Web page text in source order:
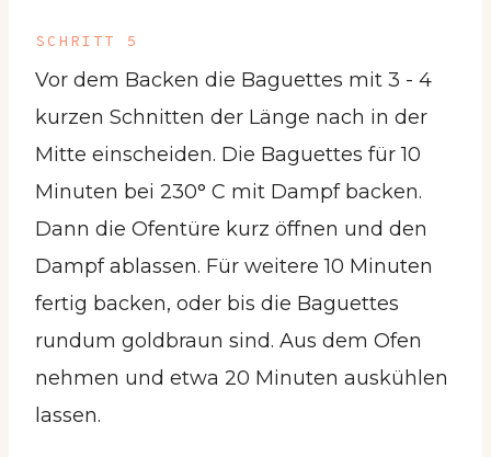
SCHRITT 5
Vor dem Backen die Baguettes mit 3 - 4
kurzen Schnitten der Länge nach in der
Mitte einscheiden. Die Baguettes für 10
Minuten bei 230° C mit Dampf backen.
Dann die Ofentüre kurz öffnen und den
Dampf ablassen. Für weitere 10 Minuten
fertig backen, oder bis die Baguettes
rundum goldbraun sind. Aus dem Ofen
nehmen und etwa 20 Minuten auskühlen
lassen.